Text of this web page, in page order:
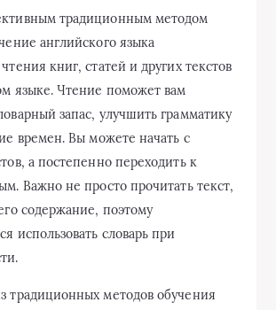
традиционным методом
английского языка
книг, статей и других текстов
языке. Чтение поможет вам
запас, улучшить грамматику
времен. Вы можете начать с
а постепенно переходить к
Важно не просто прочитать текст,
содержание, поэтому
использовать словарь при
традиционных методов обучения